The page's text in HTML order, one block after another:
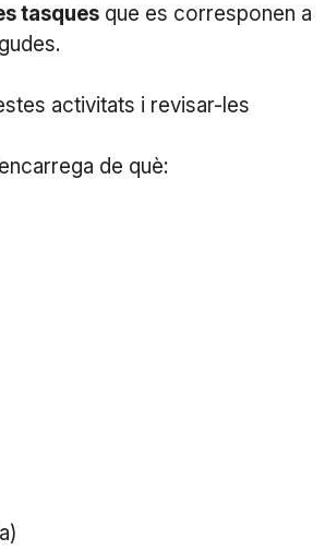
tasques que es corresponen a
activitats i revisar-les
de què: